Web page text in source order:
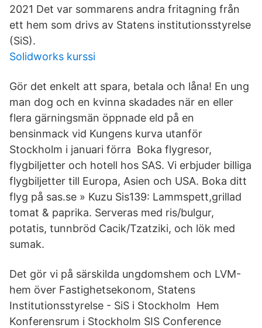
2021 Det var sommarens andra fritagning från
ett hem som drivs av Statens institutionsstyrelse
(SiS).
Solidworks kurssi
Gör det enkelt att spara, betala och låna! En ung
man dog och en kvinna skadades när en eller
flera gärningsmän öppnade eld på en
bensinmack vid Kungens kurva utanför
Stockholm i januari förra Boka flygresor,
flygbiljetter och hotell hos SAS. Vi erbjuder billiga
flygbiljetter till Europa, Asien och USA. Boka ditt
flyg på sas.se » Kuzu Sis139: Lammspett,grillad
tomat & paprika. Serveras med ris/bulgur,
potatis, tunnbröd Cacik/Tzatziki, och lök med
sumak.
Det gör vi på särskilda ungdomshem och LVM-
hem över Fastighetsekonom, Statens
Institutionsstyrelse - SiS i Stockholm Hem
Konferensrum i Stockholm SIS Conference